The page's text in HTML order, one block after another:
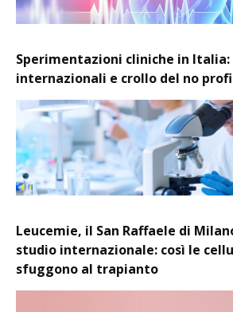
Sperimentazioni cliniche in
internazionali e crollo del no
Leucemie, il San Raffaele di
studio internazionale: così le
sfuggono al trapianto